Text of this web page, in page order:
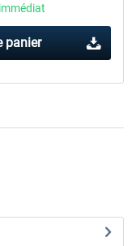
panier